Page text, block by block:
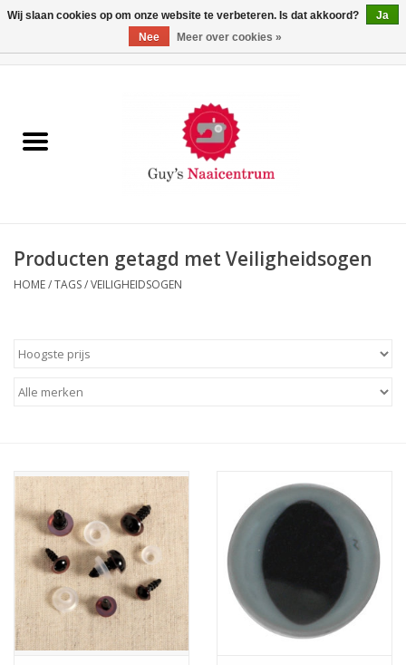
Machines
Paspoppen
Opbergsystemen
Stoffen
Breien en haken
Handwerk
Workshop
Producten getagd met Veiligheidsogen
HOME/TAGS/VEILIGHEIDSOGEN
Wij slaan cookies op om onze website te verbeteren. Is dat akkoord?
Ja
Nee
Meer over cookies »